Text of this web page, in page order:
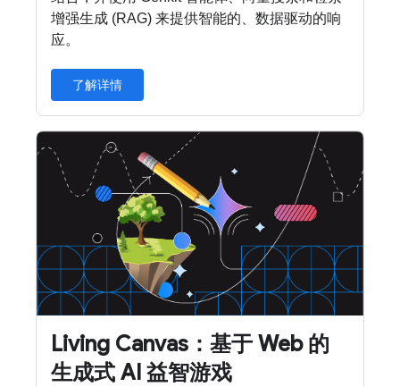
增强生成 (RAG) 来提供智能的、数据驱动的响
应。
了解详情
Living Canvas：基于 Web 的
生成式 AI 益智游戏